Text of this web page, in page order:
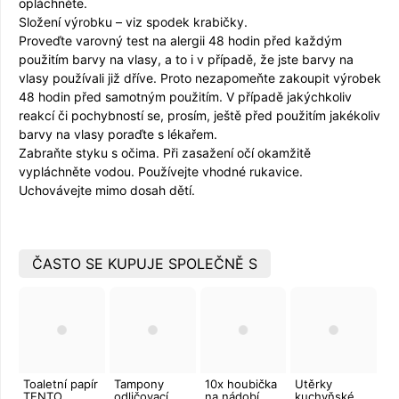
opláchněte.
Složení výrobku – viz spodek krabičky.
Proveďte varovný test na alergii 48 hodin před každým
použitím barvy na vlasy, a to i v případě, že jste barvy na
vlasy používali již dříve. Proto nezapomeňte zakoupit výrobek
48 hodin před samotným použitím. V případě jakýchkoliv
reakcí či pochybností se, prosím, ještě před použitím jakékoliv
barvy na vlasy poraďte s lékařem.
Zabraňte styku s očima. Při zasažení očí okamžitě
vypláchněte vodou. Používejte vhodné rukavice.
Uchovávejte mimo dosah dětí.
ČASTO SE KUPUJE SPOLEČNĚ S
Toaletní papír
TENTO
Tampony
odličovací
10x houbička
na nádobí
Utěrky
kuchyňské